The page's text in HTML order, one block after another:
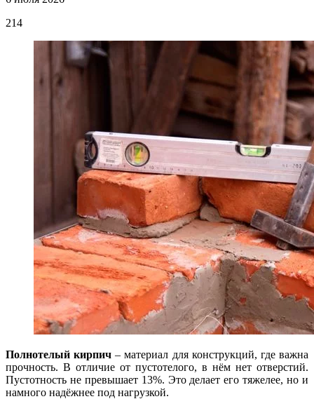
214
Полнотелый кирпич – материал для конструкций, где важна
прочность. В отличие от пустотелого, в нём нет отверстий.
Пустотность не превышает 13%. Это делает его тяжелее, но и
намного надёжнее под нагрузкой.